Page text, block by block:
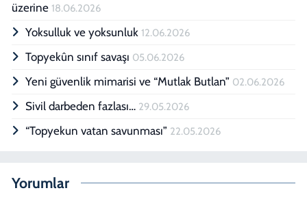
üzerine 18.06.2026
Yoksulluk ve yoksunluk 12.06.2026
Topyekûn sınıf savaşı 05.06.2026
Yeni güvenlik mimarisi ve “Mutlak Butlan” 02.06.2026
Sivil darbeden fazlası… 29.05.2026
“Topyekun vatan savunması” 22.05.2026
Yorumlar